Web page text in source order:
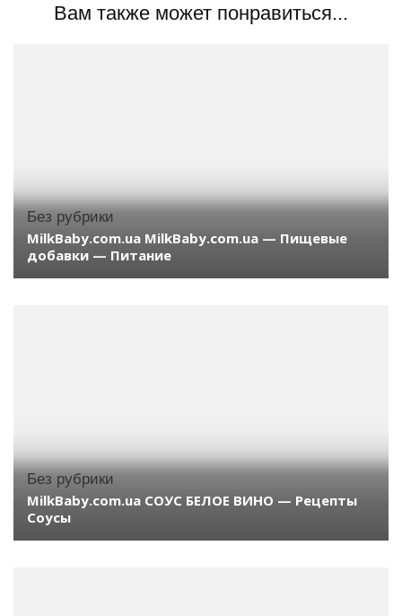
Вам также может понравиться...
Без рубрики
MilkBaby.com.ua MilkBaby.com.ua — Пищевые
добавки — Питание
Без рубрики
MilkBaby.com.ua СОУС БЕЛОЕ ВИНО — Рецепты
Соусы